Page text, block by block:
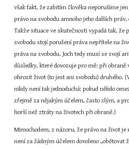
však fakt, že zabitím člověka neporušíme
právo na svobodu amnoho jeho dalších
Takže situace ve skutečnosti vypadá tak, že
svobodu stojí porušení práva nepřítele na
práva na svobodu. Joch tedy musí se svojí
důsledky, které dovozuje pro mě: při obraně
ohrozit život (to jest ani svobodu) druhého.
nikdy není tak jednoduchá: pokud někdo
zřejmě za nějakým účelem, často zlým, a
horší než ztráty na životech při obraně.)
Mimochodem, z názoru, že právo na život je
není za žádným účelem dovoleno „obětovat